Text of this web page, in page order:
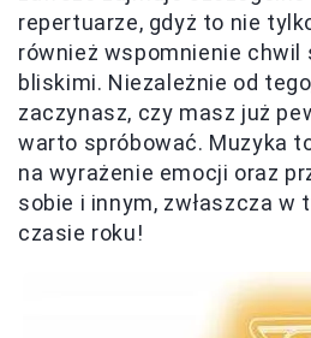
repertuarze, gdyż to nie
również wspomnienie chwil
bliskimi. Niezależnie od
zaczynasz, czy masz już
warto spróbować. Muzyka
na wyrażenie emocji oraz
sobie i innym, zwłaszcza w
czasie roku!